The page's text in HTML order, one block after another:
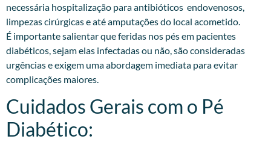
necessária hospitalização para antibióticos endovenosos,
limpezas cirúrgicas e até amputações do local acometido.
É importante salientar que feridas nos pés em pacientes
diabéticos, sejam elas infectadas ou não, são consideradas
urgências e exigem uma abordagem imediata para evitar
complicações maiores.
Cuidados Gerais com o Pé
Diabético: